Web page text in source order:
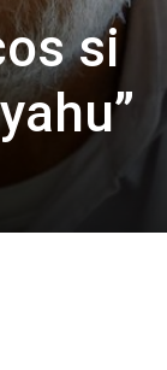
si